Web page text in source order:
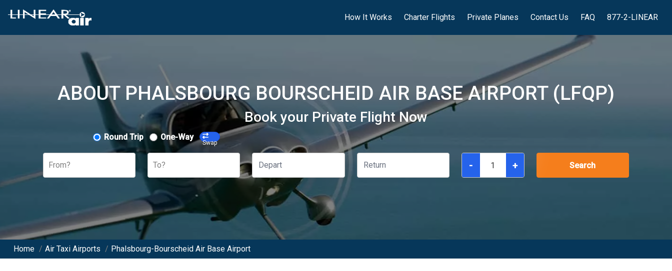
How It Works Charter Flights Private Planes Contact Us FAQ 877-2-LINEAR
ABOUT PHALSBOURG BOURSCHEID AIR BASE AIRPORT (LFQP)
Book your Private Flight Now
Round Trip One-Way
Swap
From? To? - + Search
Home / Air Taxi Airports / Phalsbourg-Bourscheid Air Base Airport